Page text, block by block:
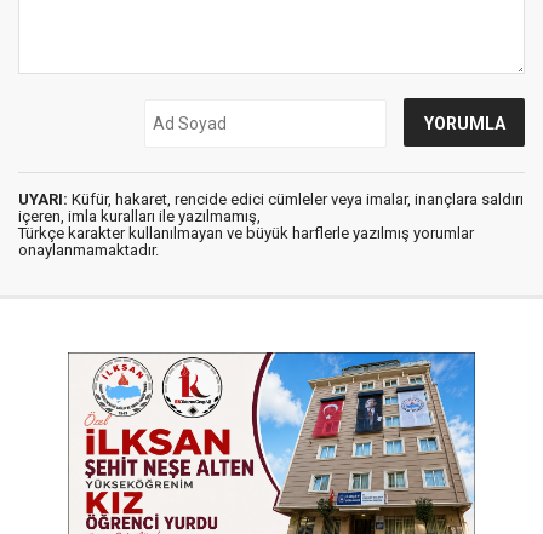
UYARI: Küfür, hakaret, rencide edici cümleler veya imalar, inançlara saldırı
içeren, imla kuralları ile yazılmamış,
Türkçe karakter kullanılmayan ve büyük harflerle yazılmış yorumlar
onaylanmamaktadır.